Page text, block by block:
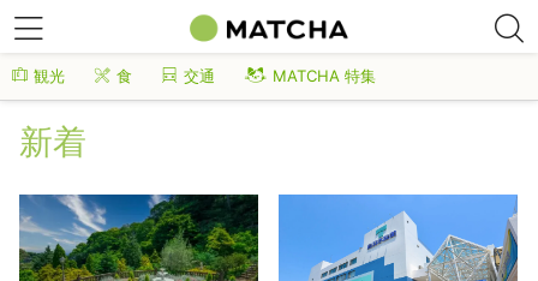
観光 食 交通 MATCHA 特集
新着